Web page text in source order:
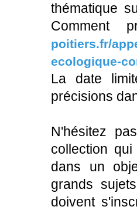
thématique
Comment
poitiers.fr/
ecologique-
La date
précisions
N'hésitez
collection
dans un
grands
doivent